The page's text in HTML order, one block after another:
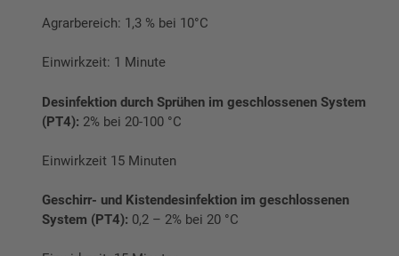
Agrarbereich: 1,3 % bei 10°C
Einwirkzeit: 1 Minute
Desinfektion durch Sprühen im geschlossenen System
(PT4): 2% bei 20-100 °C
Einwirkzeit 15 Minuten
Geschirr- und Kistendesinfektion im geschlossenen
System (PT4): 0,2 – 2% bei 20 °C